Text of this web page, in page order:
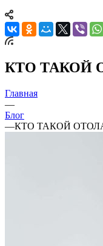
КТО ТАКОЙ
Главная
—
Блог
—КТО ТАКОЙ